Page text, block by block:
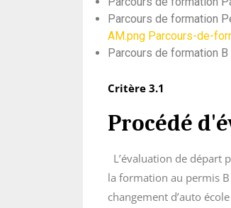
Parcours de formation
AM.png Parcours-de-
Parcours de formation
Critère 3.1
Procédé
L’évaluation de départ
la formation au permis
changement d’auto